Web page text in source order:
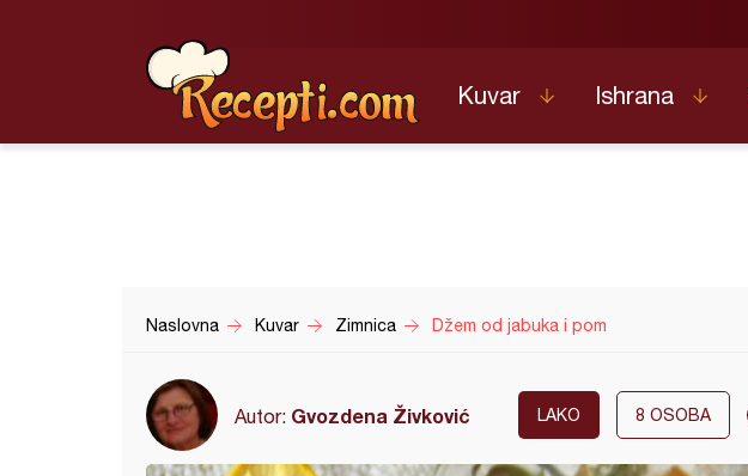
Kuvar Ishrana
Naslovna Kuvar Zimnica Džem od jabuka i pom
Autor: Gvozdena Živković LAKO 8 OSOBA